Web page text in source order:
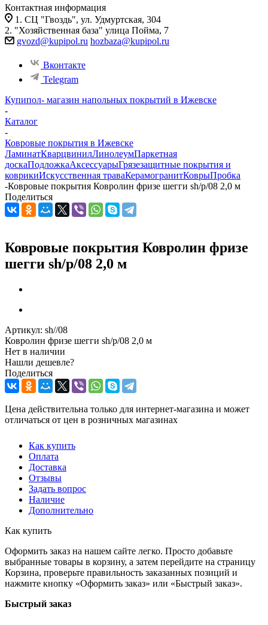
Контактная информация
1. СЦ "Гвоздь", ул. Удмуртская, 304
2. "Хозяйственная база" улица Пойма, 7
gvozd@kupipol.ru hozbaza@kupipol.ru
Вконтакте
Telegram
Купипол- магазин напольных покрытий в Ижевске
-
Каталог
-
Ковровые покрытия в Ижевске
ЛаминатКварцвинилЛинолеумПаркетная
доскаПодложкаАксессуарыГрязезащитные покрытия и
коврикиИскусственная траваКерамогранитКоврыПробка
-Ковровые покрытия Ковролин фризе шегги sh/p/08 2,0 м
Поделиться
Ковровые покрытия Ковролин фризе
шегги sh/p/08 2,0 м
Артикул: sh//08
Ковролин фризе шегги sh/p/08 2,0 м
Нет в наличии
Нашли дешевле?
Поделиться
Цена действительна только для интернет-магазина и может
отличаться от цен в розничных магазинах
Как купить
Оплата
Доставка
Отзывы
Задать вопрос
Наличие
Дополнительно
Как купить
Оформить заказ на нашем сайте легко. Просто добавьте
выбранные товары в корзину, а затем перейдите на страницу
Корзина, проверьте правильность заказанных позиций и
нажмите кнопку «Оформить заказ» или «Быстрый заказ».
Быстрый заказ